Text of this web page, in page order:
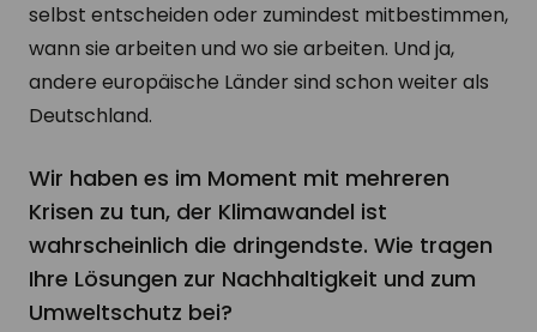
selbst entscheiden oder zumindest mitbestimmen,
wann sie arbeiten und wo sie arbeiten. Und ja,
andere europäische Länder sind schon weiter als
Deutschland.
Wir haben es im Moment mit mehreren
Krisen zu tun, der Klimawandel ist
wahrscheinlich die dringendste. Wie tragen
Ihre Lösungen zur Nachhaltigkeit und zum
Umweltschutz bei?